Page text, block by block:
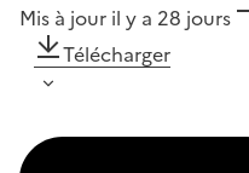
Mis à jour il y a 28 jours
Télécharger